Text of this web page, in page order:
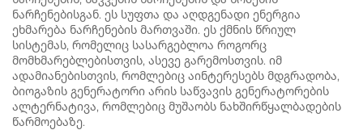
ნარჩენებისგან. ეს სუფთა და აღდგენადი ენერგია
ეხმარება ნარჩენების მართვაში. ეს ქმნის წრიულ
სისტემას, რომელიც სასარგებლოა როგორც
მომხმარებლებისთვის, ასევე გარემოსთვის. იმ
ადამიანებისთვის, რომლებიც აინტერესებს მდგრადობა,
ბიოგაზის გენერატორი არის საწვავის გენერატორების
ალტერნატივა, რომლებიც მუშაობს ნახშირწყალბადების
წარმოებაზე.